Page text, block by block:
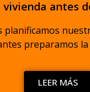
antes
planificamos
preparamos
LEER MÁS